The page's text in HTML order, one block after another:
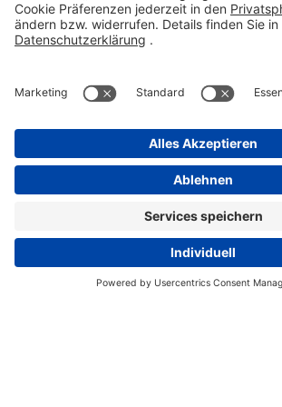
Compliance Reporting Portal ⧉
FOLGEN SIE UNS
Datenschutz
Disclaimer